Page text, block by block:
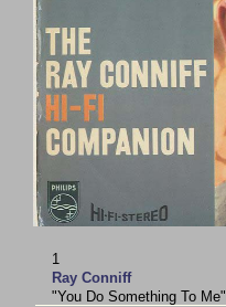
1
Ray Conniff
"You Do Something To Me"